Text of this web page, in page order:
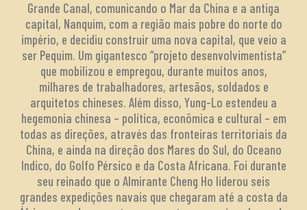
Grande Canal, comunicando o Mar da China e a antiga
capital, Nanquim, com a região mais pobre do norte do
império, e decidiu construir uma nova capital, que veio a
ser Pequim. Um gigantesco “projeto desenvolvimentista”
que mobilizou e empregou, durante muitos anos,
milhares de trabalhadores, artesãos, soldados e
arquitetos chineses. Além disso, Yung-Lo estendeu a
hegemonia chinesa – política, econômica e cultural – em
todas as direções, através das fronteiras territoriais da
China, e ainda na direção dos Mares do Sul, do Oceano
Indico, do Golfo Pérsico e da Costa Africana. Foi durante
seu reinado que o Almirante Cheng Ho liderou seis
grandes expedições navais que chegaram até a costa da